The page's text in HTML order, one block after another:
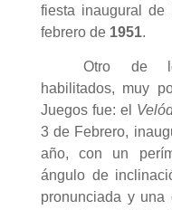
fiesta inaugural de
febrero de 1951.
Otro de
habilitados, muy
Juegos fue: el
3 de Febrero,
año, con un
ángulo de
pronunciada y una